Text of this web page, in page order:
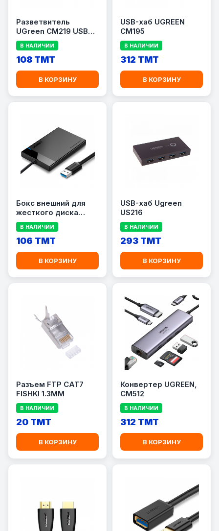
Разветвитель
UGreen CM219 USB
3.0
В НАЛИЧИИ
108 TMT
В КОРЗИНУ
USB-хаб UGREEN
CM195
В НАЛИЧИИ
312 TMT
В КОРЗИНУ
Бокс внешний для
жесткого диска
UGREEN US221
В НАЛИЧИИ
106 TMT
В КОРЗИНУ
USB-хаб Ugreen
US216
В НАЛИЧИИ
293 TMT
В КОРЗИНУ
Разъем FTP CAT7
FISHKI 1.3MM
В НАЛИЧИИ
20 TMT
В КОРЗИНУ
Конвертер UGREEN,
CM512
В НАЛИЧИИ
312 TMT
В КОРЗИНУ